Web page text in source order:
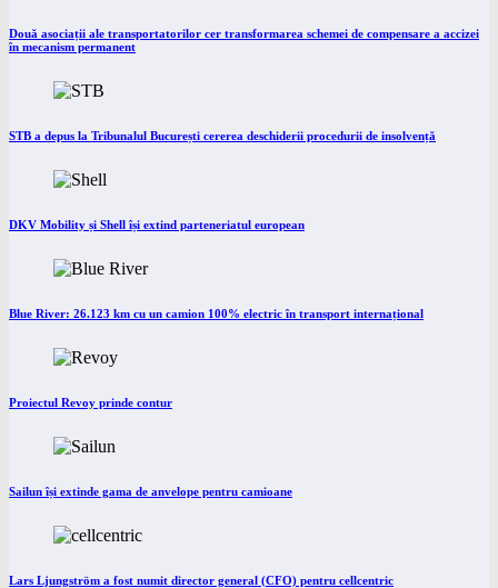
Două asociații ale transportatorilor cer transformarea schemei de compensare a accizei
în mecanism permanent
STB a depus la Tribunalul București cererea deschiderii procedurii de insolvență
DKV Mobility și Shell își extind parteneriatul european
Blue River: 26.123 km cu un camion 100% electric în transport internațional
Proiectul Revoy prinde contur
Sailun își extinde gama de anvelope pentru camioane
Lars Ljungström a fost numit director general (CFO) pentru cellcentric